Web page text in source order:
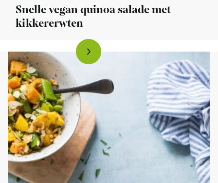
Snelle vegan quinoa salade met
kikkererwten